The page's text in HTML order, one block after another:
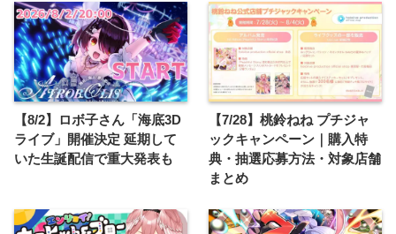
【8/2】ロボ子さん「海底3D
ライブ」開催決定 延期して
いた生誕配信で重大発表も
【7/28】桃鈴ねね プチジャ
ックキャンペーン｜購入特
典・抽選応募方法・対象店舗
まとめ